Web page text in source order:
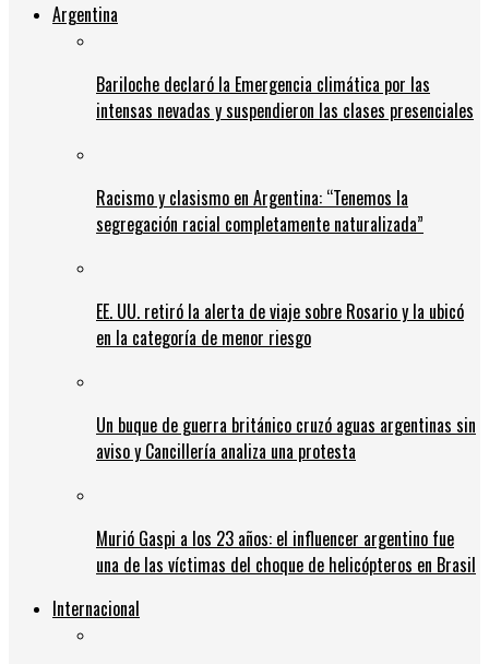
Argentina
Bariloche declaró la Emergencia climática por las
intensas nevadas y suspendieron las clases presenciales
Racismo y clasismo en Argentina: “Tenemos la
segregación racial completamente naturalizada”
EE. UU. retiró la alerta de viaje sobre Rosario y la ubicó
en la categoría de menor riesgo
Un buque de guerra británico cruzó aguas argentinas sin
aviso y Cancillería analiza una protesta
Murió Gaspi a los 23 años: el influencer argentino fue
una de las víctimas del choque de helicópteros en Brasil
Internacional